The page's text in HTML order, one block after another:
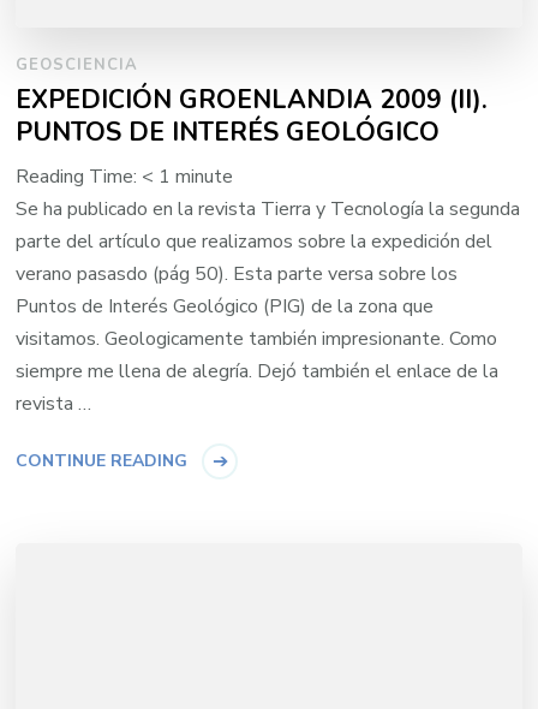
GEOSCIENCIA
EXPEDICIÓN GROENLANDIA 2009 (II).
PUNTOS DE INTERÉS GEOLÓGICO
Reading Time: < 1 minute
Se ha publicado en la revista Tierra y Tecnología la segunda
parte del artículo que realizamos sobre la expedición del
verano pasasdo (pág 50). Esta parte versa sobre los
Puntos de Interés Geológico (PIG) de la zona que
visitamos. Geologicamente también impresionante. Como
siempre me llena de alegría. Dejó también el enlace de la
revista …
CONTINUE READING